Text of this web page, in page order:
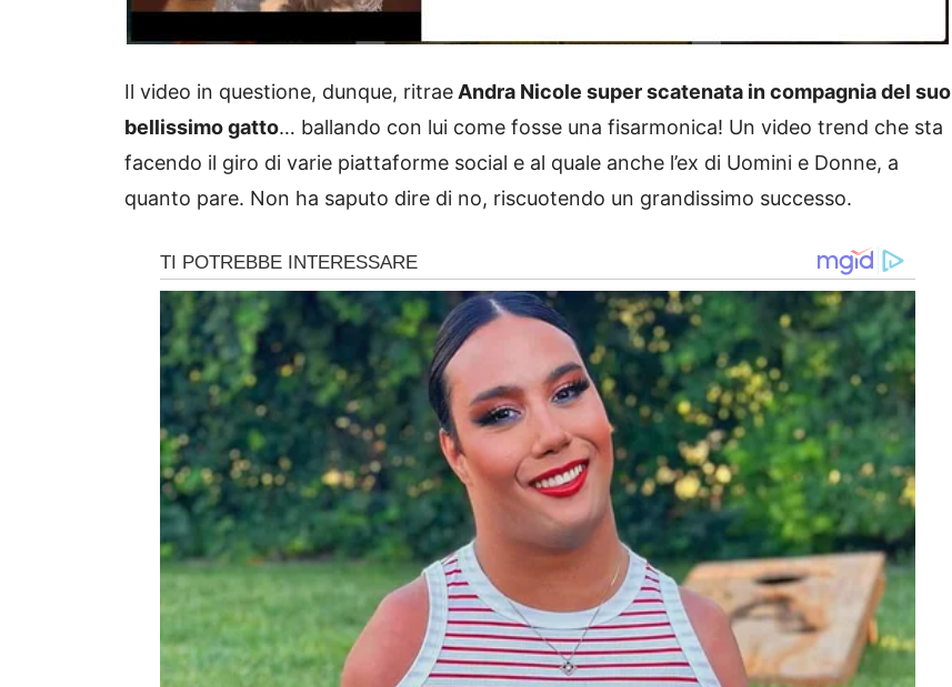
Il video in questione, dunque, ritrae Andra Nicole super scatenata in compagnia del suo
bellissimo gatto… ballando con lui come fosse una fisarmonica! Un video trend che sta
facendo il giro di varie piattaforme social e al quale anche l’ex di Uomini e Donne, a
quanto pare. Non ha saputo dire di no, riscuotendo un grandissimo successo.